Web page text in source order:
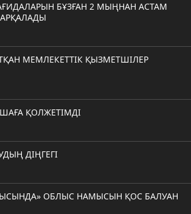
БҰЗҒАН 2 МЫҢНАН АСТАМ
МЕМЛЕКЕТТІК ҚЫЗМЕТШІЛЕР
ҚОЛЖЕТІМДІ
ДІҢГЕГІ
ОБЛЫС НАМЫСЫН ҚОС БАЛУАН